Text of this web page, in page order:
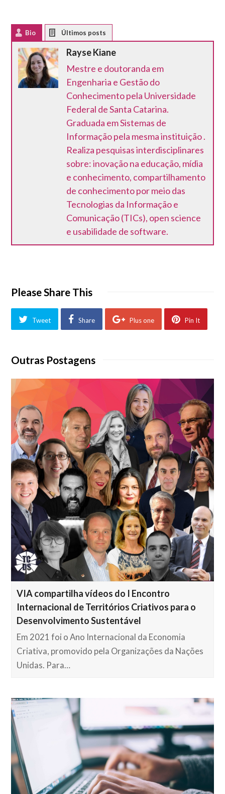
Bio
Rayse Kiane
Mestre e doutoranda em
Engenharia e Gestão do
Conhecimento pela Universidade
Federal de Santa Catarina.
Graduada em Sistemas de
Informação pela mesma instituição .
Realiza pesquisas interdisciplinares
sobre: inovação na educação, mídia
e conhecimento, compartilhamento
de conhecimento por meio das
Tecnologias da Informação e
Comunicação (TICs), open science
e usabilidade de software.
Please Share This
Tweet Share Plus one Pin It
Outras Postagens
VIA compartilha vídeos do I Encontro
Internacional de Territórios Criativos para o
Desenvolvimento Sustentável
Em 2021 foi o Ano Internacional da Economia
Criativa, promovido pela Organizações da Nações
Unidas. Para…